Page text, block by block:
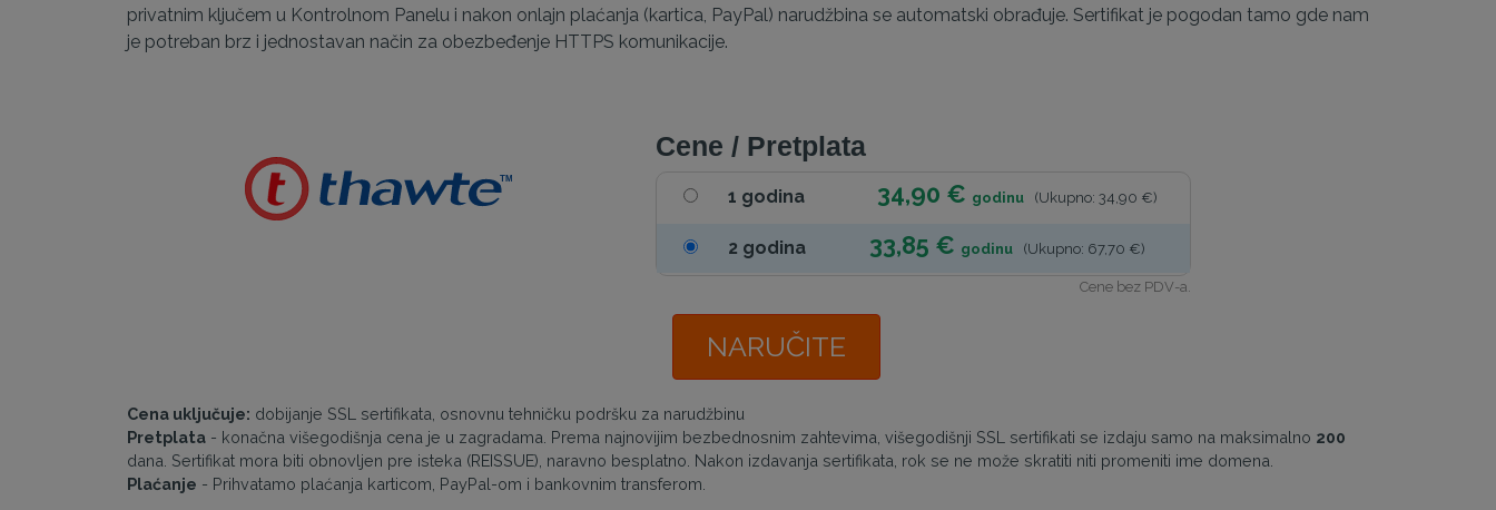
privatnim ključem u Kontrolnom Panelu i nakon onlajn plaćanja (kartica, PayPal) narudžbina se automatski obrađuje. Sertifikat je pogodan tamo gde nam
je potreban brz i jednostavan način za obezbeđenje HTTPS komunikacije.
Cene / Pretplata
1 godina 34,90 € godinu (Ukupno: 34,90 €)
2 godina 33,85 € godinu (Ukupno: 67,70 €)
Cene bez PDV-a.
NARUČITE
Cena uključuje: dobijanje SSL sertifikata, osnovnu tehničku podršku za narudžbinu
Pretplata - konačna višegodišnja cena je u zagradama. Prema najnovijim bezbednosnim zahtevima, višegodišnji SSL sertifikati se izdaju samo na maksimalno 200
dana. Sertifikat mora biti obnovljen pre isteka (REISSUE), naravno besplatno. Nakon izdavanja sertifikata, rok se ne može skratiti niti promeniti ime domena.
Plaćanje - Prihvatamo plaćanja karticom, PayPal-om i bankovnim transferom.